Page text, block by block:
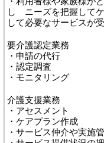
し ニーズを把握して
して必要なサービスが
要介護認定業務
・申請の代行
・認定調査
・モニタリング
介護支援業務
・アセスメント
・ケアプラン作成
・サービス仲介や実施